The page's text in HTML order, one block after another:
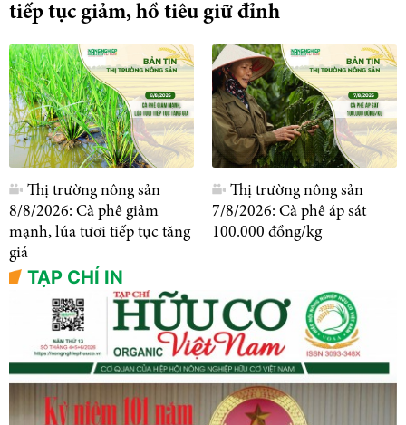
tiếp tục giảm, hồ tiêu giữ đỉnh
Thị trường nông sản
8/8/2026: Cà phê giảm
mạnh, lúa tươi tiếp tục tăng
giá
Thị trường nông sản
7/8/2026: Cà phê áp sát
100.000 đồng/kg
TẠP CHÍ IN